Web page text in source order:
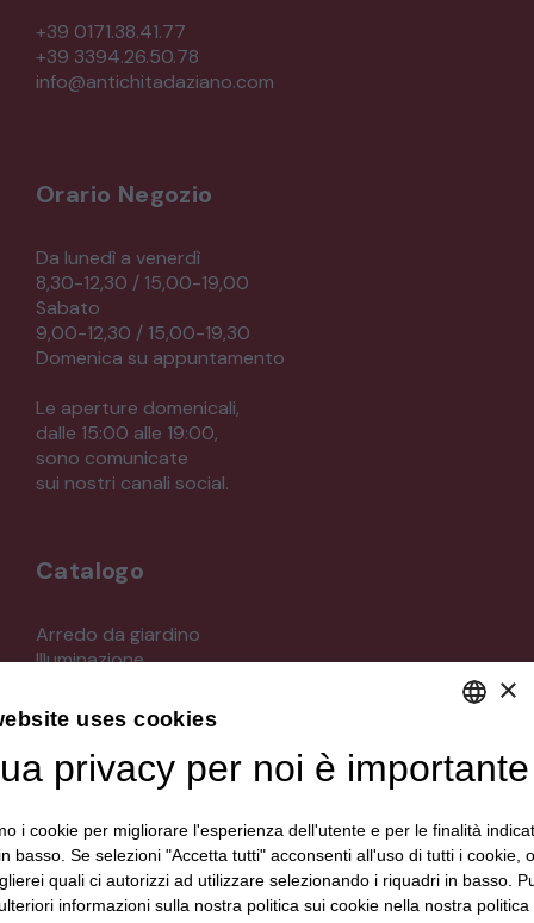
+39 0171.38.41.77
+39 3394.26.50.78
info@antichitadaziano.com
Orario Negozio
Da lunedì a venerdì
8,30-12,30 / 15,00-19,00
Sabato
9,00-12,30 / 15,00-19,30
Domenica su appuntamento
Le aperture domenicali,
dalle 15:00 alle 19:00,
sono comunicate
sui nostri canali social.
Catalogo
Arredo da giardino
Illuminazione
Mobili
Oggettistica
Orologeria
Quadri stampe
Strumenti musicali e accessori
Tappeti e tessuti
Veicoli d'epoca
DEFAULT LANGUAGE
ITALIAN
×
uses cookies
privacy per noi è importante
i cookie per migliorare l'esperienza dell'utente e per le finalità
basso. Se selezioni "Accetta tutti" acconsenti all'uso di tutti i cookie,
quali ci autorizzi ad utilizzare selezionando i riquadri in basso.
informazioni sulla nostra politica sui cookie nella nostra politica